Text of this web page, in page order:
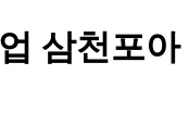
삼천포아